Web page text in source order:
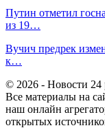
Путин отметил
из 19…
Вучич предрек
к…
© 2026 - Новости
Все материалы на
наш онлайн
открытых